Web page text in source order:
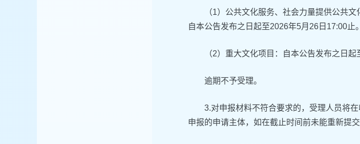
（1）公共文化服务、社会力量提供公共
自本公告发布之日起至2026年5月26日17:00止。
（2）重大文化项目：自本公告发布之日起
逾期不予受理。
3.对申报材料不符合要求的，受理人员将
申报的申请主体，如在截止时间前未能重新提